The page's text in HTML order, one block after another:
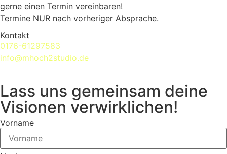
gerne einen Termin vereinbaren!
Termine NUR nach vorheriger Absprache.
Kontakt
0176-61297583
info@mhoch2studio.de
Lass uns gemeinsam deine
Visionen verwirklichen!
Vorname